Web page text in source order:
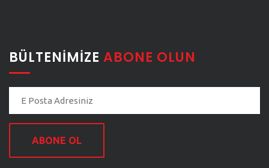
BÜLTENIMIZE ABONE OLUN
ABONE OL